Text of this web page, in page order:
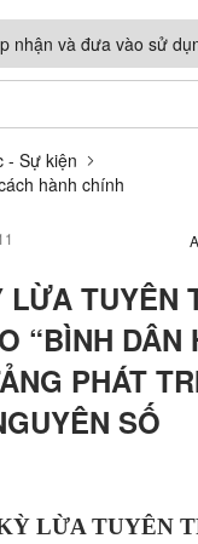
vào sử dụng Trạm
NĂM 2026 - LỚP 3
- Sự kiện
hành chính
A
TUYÊN
“BÌNH DÂN
PHÁT
SỐ
TUYÊN